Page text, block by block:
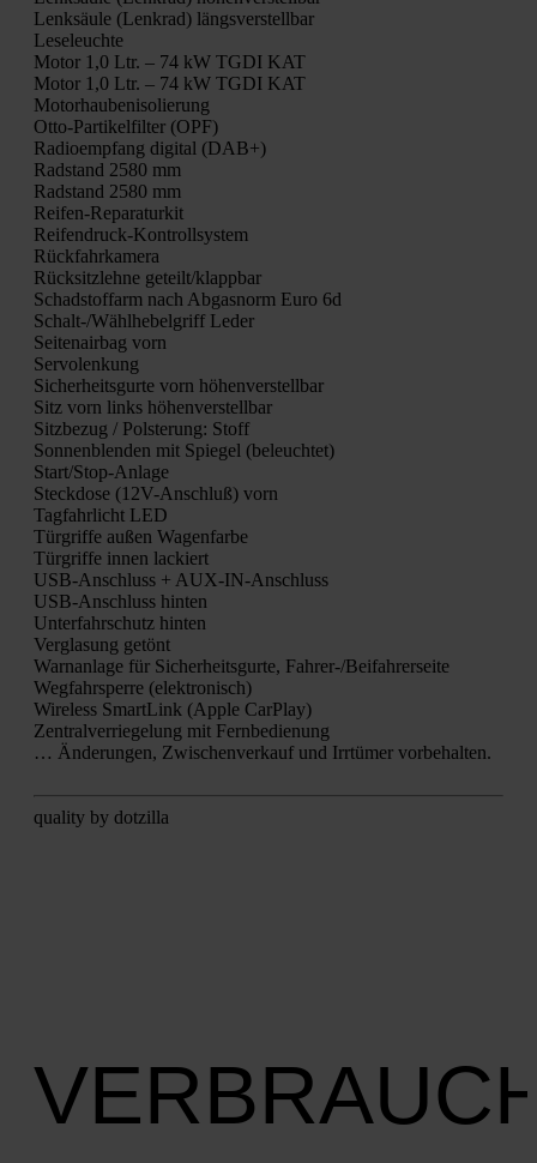
Lenk­säu­le (Lenk­rad) längs­ver­stell­bar
Lese­leuch­te
Motor 1,0 Ltr. – 74 kW TGDI KAT
Motor 1,0 Ltr. – 74 kW TGDI KAT
Motor­hau­ben­iso­lie­rung
Otto-Par­ti­kel­fil­ter (OPF)
Radio­emp­fang digi­tal (DAB+)
Rad­stand 2580 mm
Rad­stand 2580 mm
Rei­fen-Repa­ra­tur­kit
Rei­fen­druck-Kon­troll­sys­tem
Rück­fahr­ka­me­ra
Rück­sitz­leh­ne geteilt/klappbar
Schad­stoff­arm nach Abgas­norm Euro 6d
Schalt-/Wähl­he­bel­griff Leder
Sei­ten­air­bag vorn
Ser­vo­len­kung
Sicher­heits­gur­te vorn höhen­ver­stell­bar
Sitz vorn links höhen­ver­stell­bar
Sitz­be­zug / Pols­te­rung: Stoff
Son­nen­blen­den mit Spie­gel (beleuch­tet)
Star­t/S­top-Anla­ge
Steck­do­se (12V-Anschluß) vorn
Tag­fahr­licht LED
Tür­grif­fe außen Wagen­far­be
Tür­grif­fe innen lackiert
USB-Anschluss + AUX-IN-Anschluss
USB-Anschluss hin­ten
Unter­fahr­schutz hin­ten
Ver­gla­sung getönt
Warn­an­la­ge für Sicher­heits­gur­te, Fah­rer-/Bei­fah­rer­sei­te
Weg­fahr­sper­re (elek­tro­nisch)
Wire­less Smart­Link (Apple Car­Play)
Zen­tral­ver­rie­ge­lung mit Fern­be­die­nung
… Ände­run­gen, Zwi­schen­ver­kauf und Irr­tü­mer vor­be­hal­ten.
qua­li­ty by dot­zil­la